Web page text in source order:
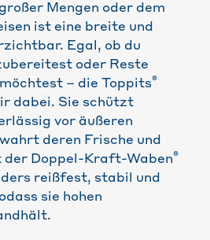
Mengen oder dem
ist eine breite und
Egal, ob du
oder Reste
– die Toppits®
dabei. Sie schützt
vor äußeren
deren Frische und
der Doppel-Kraft-Waben®
reißfest, stabil und
sie hohen